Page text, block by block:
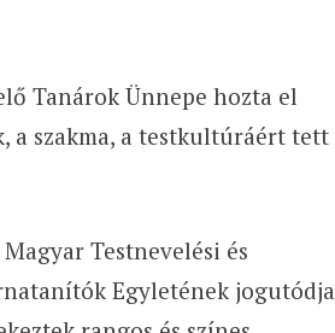
Tanárok Ünnepe hozta el
a szakma, a testkultúráért tett
Testnevelési és
Egyletének